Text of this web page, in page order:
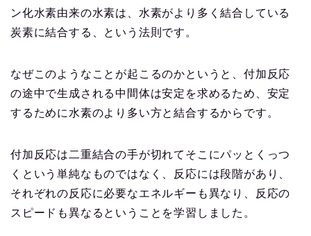
ン化水素由来の水素は、水素がより多く結合している
炭素に結合する、という法則です。
なぜこのようなことが起こるのかというと、付加反応
の途中で生成される中間体は安定を求めるため、安定
するために水素のより多い方と結合するからです。
付加反応は二重結合の手が切れてそこにパッとくっつ
くという単純なものではなく、反応には段階があり、
それぞれの反応に必要なエネルギーも異なり、反応の
スピードも異なるということを学習しました。